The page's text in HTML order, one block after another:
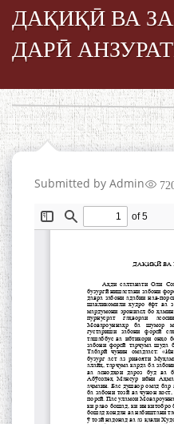
ДАҚИҚӢ ВА
ДАРӢ
Submitted by Admin